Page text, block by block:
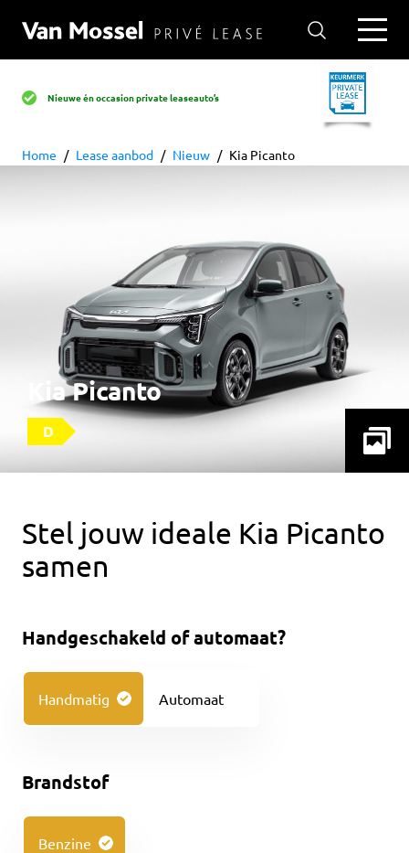
Nieuwe én occasion private leaseauto’s
Home Lease aanbod Nieuw Kia Picanto
Kia Picanto
D
Stel jouw ideale Kia Picanto
samen
Handgeschakeld of automaat?
Handmatig Automaat
Brandstof
Benzine